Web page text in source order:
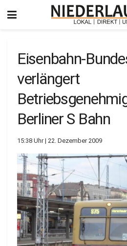
Eisenbahn-
verlängert
Berliner S Bahn
15:38 Uhr | 22. Dezember 2009